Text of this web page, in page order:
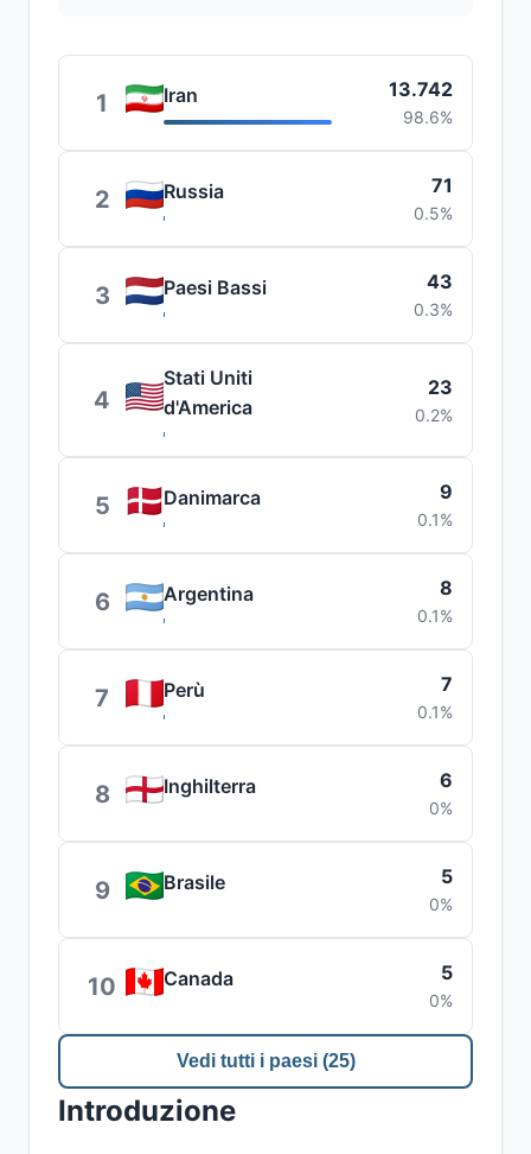
1 Iran 13.742
98.6%
2 Russia 71
0.5%
3 Paesi Bassi 43
0.3%
4
Stati Uniti
d'America
23
0.2%
5 Danimarca 9
0.1%
6 Argentina 8
0.1%
7 Perù 7
0.1%
8 Inghilterra 6
0%
9 Brasile 5
0%
10 Canada 5
0%
Vedi tutti i paesi (25)
Introduzione